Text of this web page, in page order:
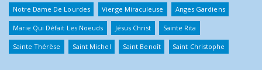
Notre Dame De Lourdes Vierge Miraculeuse Anges Gardiens
Marie Qui Défait Les Noeuds Jésus Christ Sainte Rita
Sainte Thérèse Saint Michel Saint Benoît Saint Christophe